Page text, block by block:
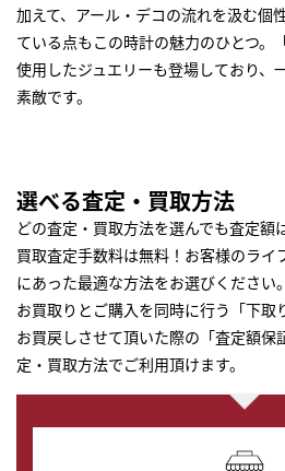
加えて、アール・デコの流れを汲む個
ている点もこの時計の魅力のひとつ。
使用したジュエリーも登場しており、
素敵です。
選べる査定・買取方法
どの査定・買取方法を選んでも査定額
買取査定手数料は無料！お客様のライ
にあった最適な方法をお選びください。
お買取りとご購入を同時に行う「下取
お買戻しさせて頂いた際の「査定額保
定・買取方法でご利用頂けます。